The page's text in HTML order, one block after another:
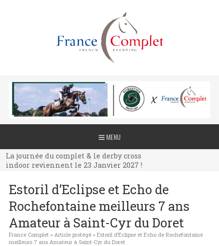
MENU
La journée du complet & le derby cross
indoor reviennent le 23 Janvier 2027 !
La journée du complet & le derby cross
indoor reviennent le 23 Janvier 2027 !
indoor reviennent le 23 Janvier 2027 !
Estoril d’Eclipse et Echo de
Rochefontaine meilleurs 7 ans
Amateur à Saint-Cyr du Doret
France Complet» Article protégé» Estoril d’Eclipse et Echo de Rochefontaine
meilleurs 7 ans Amateur à Saint-Cyr du Doret